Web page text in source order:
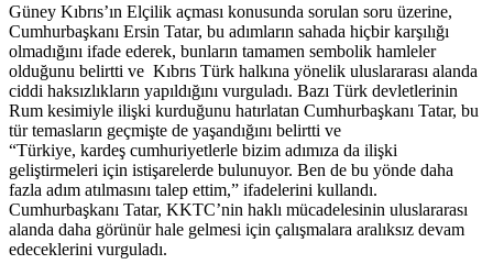
Güney Kıbrıs’ın Elçilik açması konusunda sorulan soru üzerine,
Cumhurbaşkanı Ersin Tatar, bu adımların sahada hiçbir karşılığı
olmadığını ifade ederek, bunların tamamen sembolik hamleler
olduğunu belirtti ve Kıbrıs Türk halkına yönelik uluslararası alanda
ciddi haksızlıkların yapıldığını vurguladı. Bazı Türk devletlerinin
Rum kesimiyle ilişki kurduğunu hatırlatan Cumhurbaşkanı Tatar, bu
tür temasların geçmişte de yaşandığını belirtti ve
“Türkiye, kardeş cumhuriyetlerle bizim adımıza da ilişki
geliştirmeleri için istişarelerde bulunuyor. Ben de bu yönde daha
fazla adım atılmasını talep ettim,” ifadelerini kullandı.
Cumhurbaşkanı Tatar, KKTC’nin haklı mücadelesinin uluslararası
alanda daha görünür hale gelmesi için çalışmalara aralıksız devam
edeceklerini vurguladı.